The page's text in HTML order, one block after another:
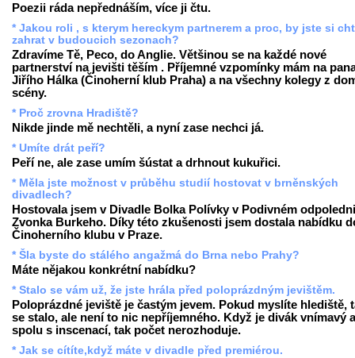
Poezii ráda nepřednáším, více ji čtu.
* Jakou roli , s kterym hereckym partnerem a proc, by jste si
zahrat v budoucich sezonach?
Zdravíme Tě, Peco, do Anglie. Většinou se na každé nové
partnerství na jevišti těším . Příjemné vzpomínky mám na
Jiřího Hálka (Činoherní klub Praha) a na všechny kolegy z
scény.
* Proč zrovna Hradiště?
Nikde jinde mě nechtěli, a nyní zase nechci já.
* Umíte drát peří?
Peří ne, ale zase umím šústat a drhnout kukuřici.
* Měla jste možnost v průběhu studií hostovat v brněnských
divadlech?
Hostovala jsem v Divadle Bolka Polívky v Podivném
Zvonka Burkeho. Díky této zkušenosti jsem dostala nabídku
Činoherního klubu v Praze.
* Šla byste do stálého angažmá do Brna nebo Prahy?
Máte nějakou konkrétní nabídku?
* Stalo se vám už, že jste hrála před poloprázdným jevištěm.
Poloprázdné jeviště je častým jevem. Pokud myslíte hlediště,
se stalo, ale není to nic nepříjemného. Když je divák vnímavý
spolu s inscenací, tak počet nerozhoduje.
* Jak se cítíte,když máte v divadle před premiérou.